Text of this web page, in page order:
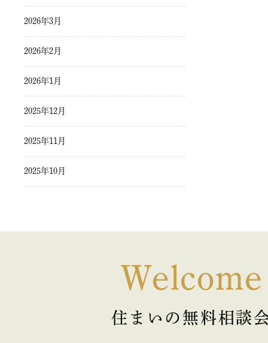
2026年3月
2026年2月
2026年1月
2025年12月
2025年11月
2025年10月
2025年8月
Welcome
住まいの無料相談